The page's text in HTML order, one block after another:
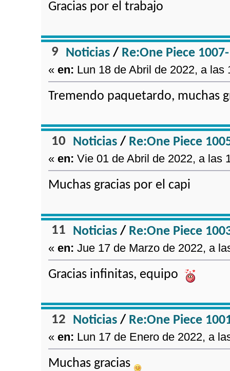
Gracias por el trabajo
9 Noticias/ Re:One Piece
«en: Lun 18 de Abril de 2022, a las
Tremendo paquetardo, muchas
10 Noticias/ Re:One Piece
«en: Vie 01 de Abril de 2022, a las
Muchas gracias por el capi
11 Noticias/ Re:One Piece
«en: Jue 17 de Marzo de 2022, a
Gracias infinitas, equipo
12 Noticias/ Re:One Piece
«en: Lun 17 de Enero de 2022, a
Muchas gracias